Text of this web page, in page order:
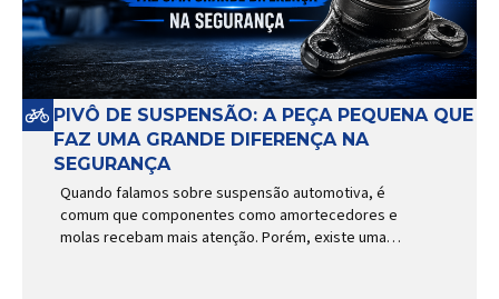
PIVÔ DE SUSPENSÃO: A PEÇA PEQUENA QUE
FAZ UMA GRANDE DIFERENÇA NA
SEGURANÇA
Quando falamos sobre suspensão automotiva, é
comum que componentes como amortecedores e
molas recebam mais atenção. Porém, existe uma